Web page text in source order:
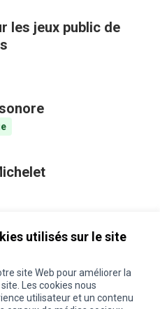
utilisés sur le site
site Web pour améliorer la
Les cookies nous
utilisateur et un contenu
les jeux public de